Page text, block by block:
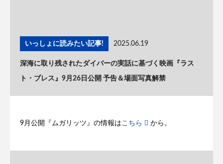
いっしょに読みたい記事! 2025.06.19
深海に取り残されたダイバーの実話に基づく映画『ラス
ト・ブレス』9月26日公開 予告＆場面写真解禁
9月公開『ムガリッツ』の情報はこちら から。